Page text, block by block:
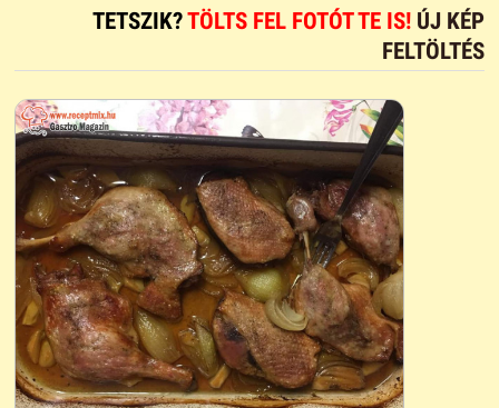
TETSZIK?TÖLTS FEL FOTÓT TE IS! ÚJ KÉP
FELTÖLTÉS